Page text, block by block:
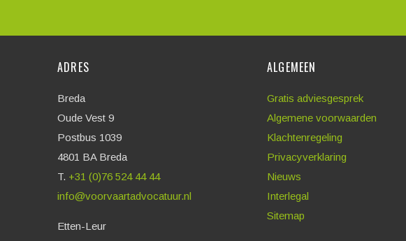
ADRES
Breda
Oude Vest 9
Postbus 1039
4801 BA Breda
T. +31 (0)76 524 44 44
info@voorvaartadvocatuur.nl
Etten-Leur
ALGEMEEN
Gratis adviesgesprek
Algemene voorwaarden
Klachtenregeling
Privacyverklaring
Nieuws
Interlegal
Sitemap